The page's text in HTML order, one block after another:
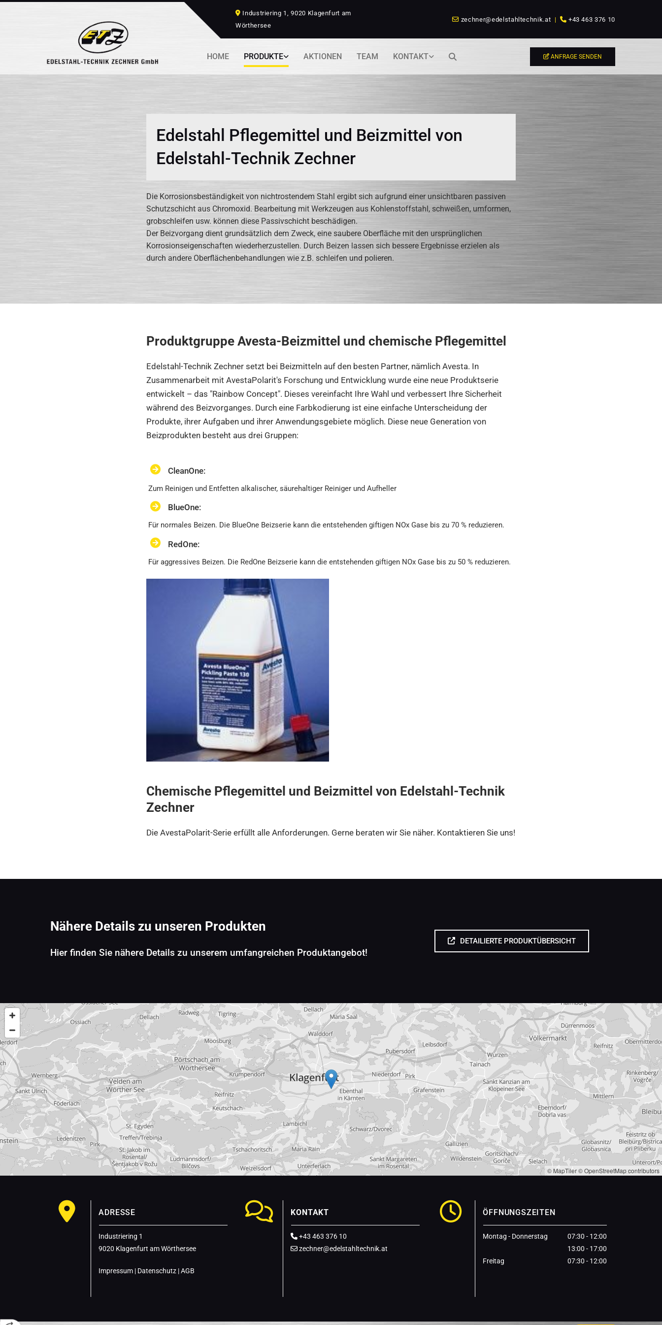
 Industriering 1, 9020 Klagenfurt am
Wörthersee
 zechner@edelstahltechnik.at |  +43 463 376 10
HOME PRODUKTE AKTIONEN TEAM KONTAKT ANFRAGE SENDEN
Edelstahl Pflegemittel und Beizmittel von
Edelstahl-Technik Zechner
Die Korrosionsbeständigkeit von nichtrostendem Stahl ergibt sich aufgrund einer unsichtbaren passiven
Schutzschicht aus Chromoxid. Bearbeitung mit Werkzeugen aus Kohlenstoffstahl, schweißen, umformen,
grobschleifen usw. können diese Passivschicht beschädigen.
Der Beizvorgang dient grundsätzlich dem Zweck, eine saubere Oberfläche mit den ursprünglichen
Korrosionseigenschaften wiederherzustellen. Durch Beizen lassen sich bessere Ergebnisse erzielen als
durch andere Oberflächenbehandlungen wie z.B. schleifen und polieren.
Produktgruppe Avesta-Beizmittel und chemische Pflegemittel
Edelstahl-Technik Zechner setzt bei Beizmitteln auf den besten Partner, nämlich Avesta. In
Zusammenarbeit mit AvestaPolarit's Forschung und Entwicklung wurde eine neue Produktserie
entwickelt – das "Rainbow Concept". Dieses vereinfacht Ihre Wahl und verbessert Ihre Sicherheit
während des Beizvorganges. Durch eine Farbkodierung ist eine einfache Unterscheidung der
Produkte, ihrer Aufgaben und ihrer Anwendungsgebiete möglich. Diese neue Generation von
Beizprodukten besteht aus drei Gruppen:
CleanOne:
Zum Reinigen und Entfetten alkalischer, säurehaltiger Reiniger und Aufheller
BlueOne:
Für normales Beizen. Die BlueOne Beizserie kann die entstehenden giftigen NOx Gase bis zu 70 % reduzieren.
RedOne:
Für aggressives Beizen. Die RedOne Beizserie kann die entstehenden giftigen NOx Gase bis zu 50 % reduzieren.
Chemische Pflegemittel und Beizmittel von Edelstahl-Technik
Zechner
Die AvestaPolarit-Serie erfüllt alle Anforderungen. Gerne beraten wir Sie näher. Kontaktieren Sie uns!
Nähere Details zu unseren Produkten
Hier finden Sie nähere Details zu unserem umfangreichen Produktangebot!
DETAILIERTE PRODUKTÜBERSICHT
© MapTiler© OpenStreetMap contributors
 ADRESSE
Industriering 1
9020 Klagenfurt am Wörthersee
Impressum | Datenschutz |AGB
 KONTAKT
 +43 463 376 10
 zechner@edelstahltechnik.at
 ÖFFNUNGSZEITEN
Montag - Donnerstag
07:30 - 12:00
13:00 - 17:00
Freitag
07:30 - 12:00